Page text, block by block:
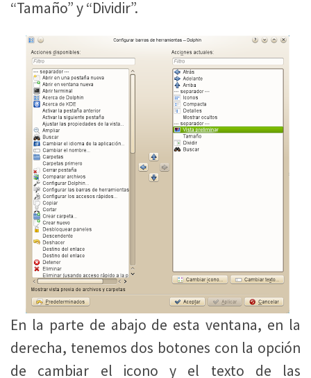
“Tamaño” y “Dividir”.
En la parte de abajo de esta ventana, en la
derecha, tenemos dos botones con la opción
de cambiar el icono y el texto de las